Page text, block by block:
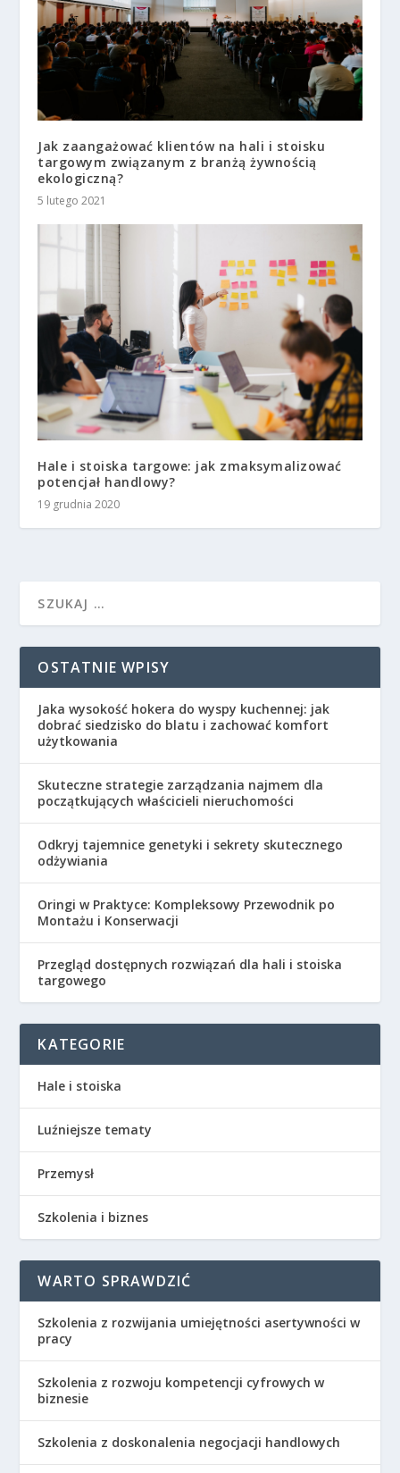
Jak zaangażować klientów na hali i stoisku
targowym związanym z branżą żywnością
ekologiczną?
5 lutego 2021
Hale i stoiska targowe: jak zmaksymalizować
potencjał handlowy?
19 grudnia 2020
OSTATNIE WPISY
Jaka wysokość hokera do wyspy kuchennej: jak
dobrać siedzisko do blatu i zachować komfort
użytkowania
Skuteczne strategie zarządzania najmem dla
początkujących właścicieli nieruchomości
Odkryj tajemnice genetyki i sekrety skutecznego
odżywiania
Oringi w Praktyce: Kompleksowy Przewodnik po
Montażu i Konserwacji
Przegląd dostępnych rozwiązań dla hali i stoiska
targowego
KATEGORIE
Hale i stoiska
Luźniejsze tematy
Przemysł
Szkolenia i biznes
WARTO SPRAWDZIĆ
Szkolenia z rozwijania umiejętności asertywności w
pracy
Szkolenia z rozwoju kompetencji cyfrowych w
biznesie
Szkolenia z doskonalenia negocjacji handlowych